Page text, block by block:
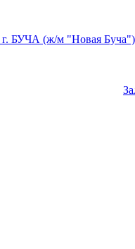
г. БУЧА (ж/м "Новая Буча")